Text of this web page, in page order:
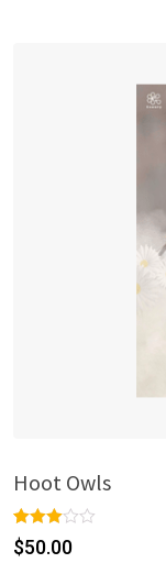
Hoot Owls
Rated
3.00
1
$50.00